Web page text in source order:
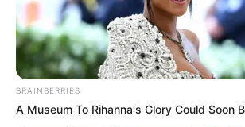
BRAINBERRIES
A Museum To Rihanna's Glory Could Soon